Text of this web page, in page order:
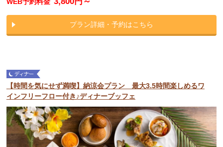
プラン詳細・予約はこちら
【時間を気にせず満喫】納涼会プラン 最大3.5時間楽しめるワ
インフリーフロー付き♪ディナーブッフェ